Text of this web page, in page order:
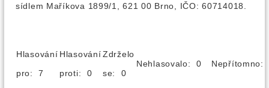
sídlem Maříkova 1899/1, 621 00 Brno, IČO: 60714018.
Hlasování
pro: 7
Hlasování
proti: 0
Zdrželo
se: 0
Nehlasovalo: 0